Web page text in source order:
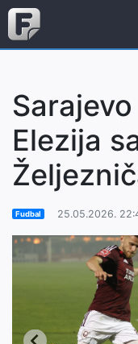
Elezija
Fudbal 25.05.2026.